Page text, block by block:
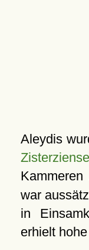
Aleydis
war
in
erhielt